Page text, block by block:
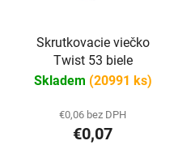
Skrutkovacie viečko
Twist 53 biele
Skladem (20991 ks)
€0,06 bez DPH
€0,07